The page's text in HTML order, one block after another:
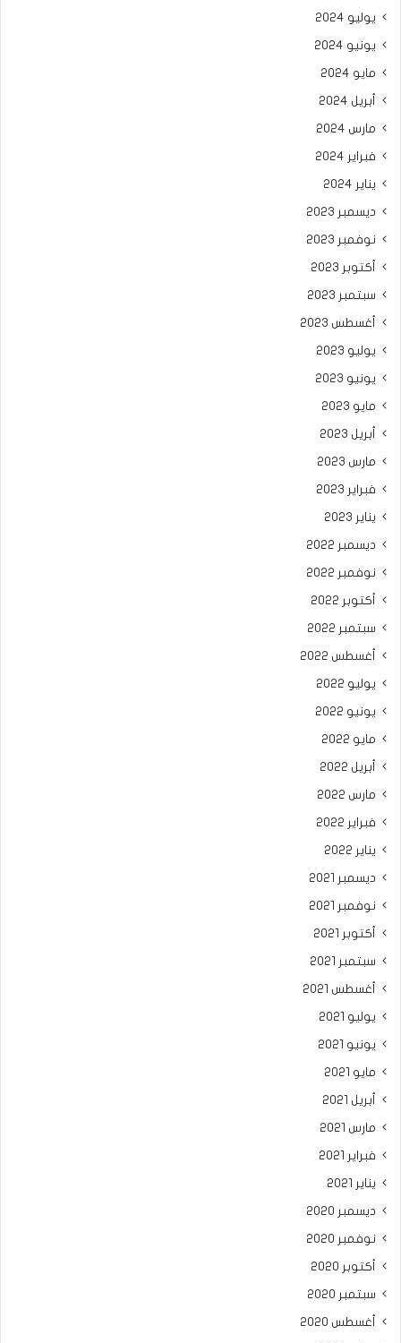
يوليو 2024
يونيو 2024
مايو 2024
أبريل 2024
مارس 2024
فبراير 2024
يناير 2024
ديسمبر 2023
نوفمبر 2023
أكتوبر 2023
سبتمبر 2023
أغسطس 2023
يوليو 2023
يونيو 2023
مايو 2023
أبريل 2023
مارس 2023
فبراير 2023
يناير 2023
ديسمبر 2022
نوفمبر 2022
أكتوبر 2022
سبتمبر 2022
أغسطس 2022
يوليو 2022
يونيو 2022
مايو 2022
أبريل 2022
مارس 2022
فبراير 2022
يناير 2022
ديسمبر 2021
نوفمبر 2021
أكتوبر 2021
سبتمبر 2021
أغسطس 2021
يوليو 2021
يونيو 2021
مايو 2021
أبريل 2021
مارس 2021
فبراير 2021
يناير 2021
ديسمبر 2020
نوفمبر 2020
أكتوبر 2020
سبتمبر 2020
أغسطس 2020